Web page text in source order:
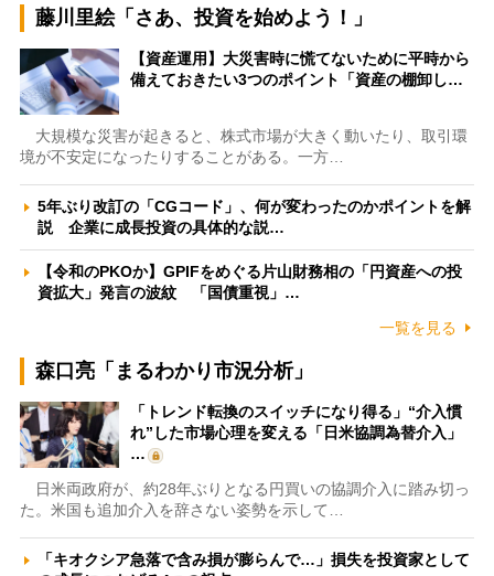
藤川里絵「さあ、投資を始めよう！」
【資産運用】大災害時に慌てないために平時から
備えておきたい3つのポイント「資産の棚卸し…
大規模な災害が起きると、株式市場が大きく動いたり、取引環
境が不安定になったりすることがある。一方…
5年ぶり改訂の「CGコード」、何が変わったのかポイントを解
説 企業に成長投資の具体的な説…
【令和のPKOか】GPIFをめぐる片山財務相の「円資産への投
資拡大」発言の波紋 「国債重視」…
一覧を見る
森口亮「まるわかり市況分析」
「トレンド転換のスイッチになり得る」“介入慣
れ”した市場心理を変える「日米協調為替介入」
…
日米両政府が、約28年ぶりとなる円買いの協調介入に踏み切っ
た。米国も追加介入を辞さない姿勢を示して…
「キオクシア急落で含み損が膨らんで…」損失を投資家として